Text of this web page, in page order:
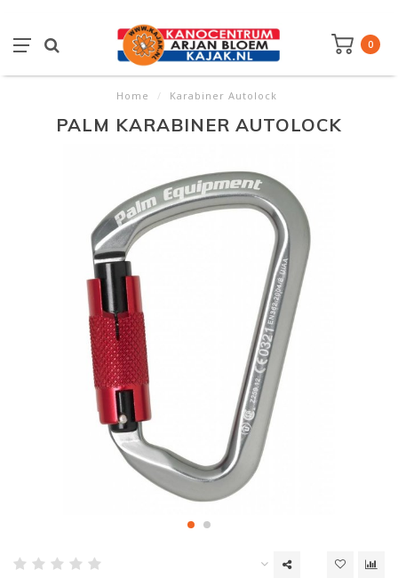
0
Home / Karabiner Autolock
PALM KARABINER AUTOLOCK